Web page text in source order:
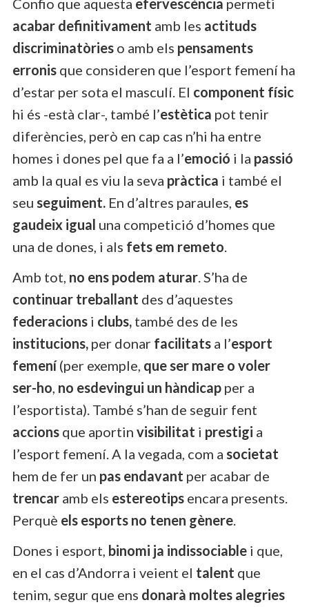
Confio que aquesta efervescència permeti
acabar definitivament amb les actituds
discriminatòries o amb els pensaments
erronis que consideren que l’esport femení ha
d’estar per sota el masculí. El component físic
hi és -està clar-, també l’estètica pot tenir
diferències, però en cap cas n’hi ha entre
homes i dones pel que fa a l’emoció i la passió
amb la qual es viu la seva pràctica i també el
seu seguiment. En d’altres paraules, es
gaudeix igual una competició d’homes que
una de dones, i als fets em remeto.
Amb tot, no ens podem aturar. S’ha de
continuar treballant des d’aquestes
federacions i clubs, també des de les
institucions, per donar facilitats a l’esport
femení(per exemple, que ser mare o voler
ser-ho, no esdevingui un hàndicap per a
l’esportista). També s’han de seguir fent
accions que aportin visibilitat i prestigi a
l’esport femení. A la vegada, com a societat
hem de fer un pas endavant per acabar de
trencar amb els estereotips encara presents.
Perquè els esports no tenen gènere.
Dones i esport, binomi ja indissociable i que,
en el cas d’Andorra i veient el talent que
tenim, segur que ens donarà moltes alegries